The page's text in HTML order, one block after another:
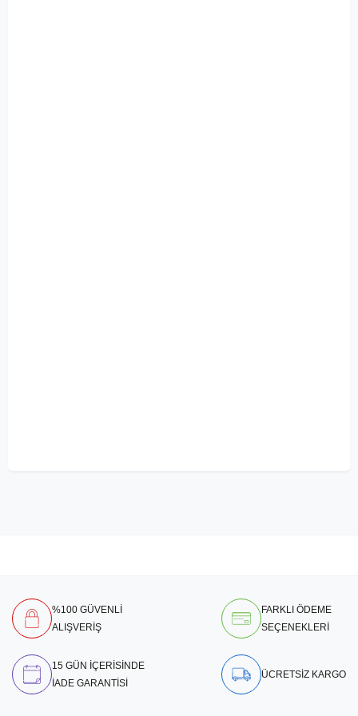
%100 GÜVENLİ
ALIŞVERİŞ
FARKLI ÖDEME
SEÇENEKLERİ
15 GÜN İÇERİSİNDE
İADE GARANTİSİ
ÜCRETSİZ KARGO